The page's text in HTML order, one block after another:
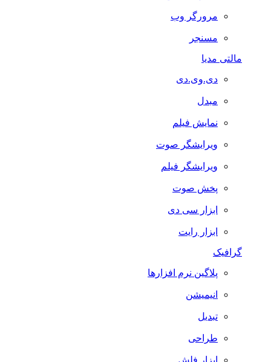
مرورگر وب
مسنجر
مالتی مدیا
دی.وی.دی
مبدل
نمایش فیلم
ویرایشگر صوت
ویرایشگر فیلم
پخش صوت
ابزار سی دی
ابزار رایت
گرافیک
پلاگین نرم افزارها
انیمیشن
تبدیل
طراحی
ابزار فلش